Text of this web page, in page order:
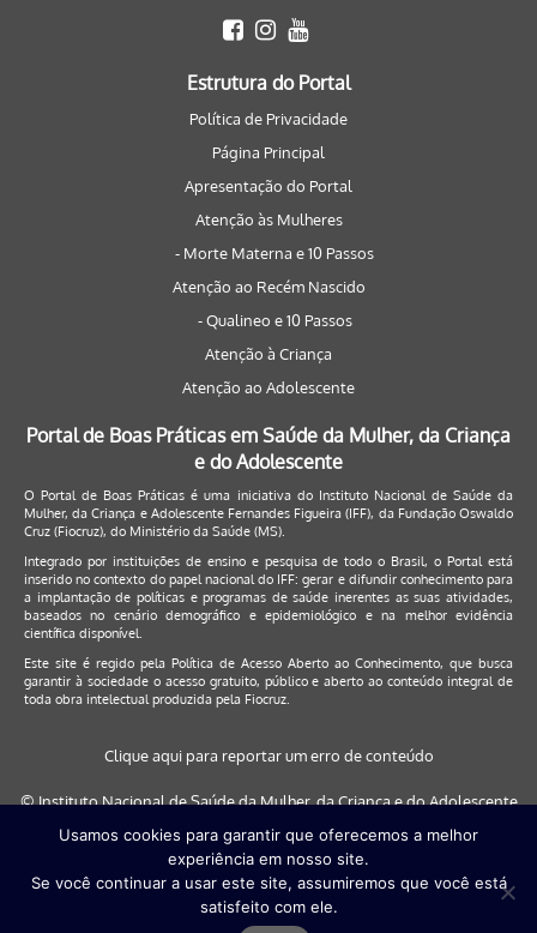
Estrutura do Portal
Política de Privacidade
Página Principal
Apresentação do Portal
Atenção às Mulheres
- Morte Materna e 10 Passos
Atenção ao Recém Nascido
- Qualineo e 10 Passos
Atenção à Criança
Atenção ao Adolescente
Portal de Boas Práticas em Saúde da Mulher, da Criança
e do Adolescente
O Portal de Boas Práticas é uma iniciativa do Instituto Nacional de Saúde da
Mulher, da Criança e Adolescente Fernandes Figueira (IFF), da Fundação Oswaldo
Cruz (Fiocruz), do Ministério da Saúde (MS).
Integrado por instituições de ensino e pesquisa de todo o Brasil, o Portal está
inserido no contexto do papel nacional do IFF: gerar e difundir conhecimento para
a implantação de políticas e programas de saúde inerentes as suas atividades,
baseados no cenário demográfico e epidemiológico e na melhor evidência
científica disponível.
Este site é regido pela Política de Acesso Aberto ao Conhecimento, que busca
garantir à sociedade o acesso gratuito, público e aberto ao conteúdo integral de
toda obra intelectual produzida pela Fiocruz.
Clique aqui para reportar um erro de conteúdo
© Instituto Nacional de Saúde da Mulher, da Criança e do Adolescente
Este site será melhor visualizado nos navegadores: Google Chrome (a
partir da versão 30) | Internet Explorer (a partir da versão 9) | FireFox (
a partir da versão 29)
Usamos cookies para garantir que oferecemos a melhor
experiência em nosso site.
Se você continuar a usar este site, assumiremos que você está
satisfeito com ele.